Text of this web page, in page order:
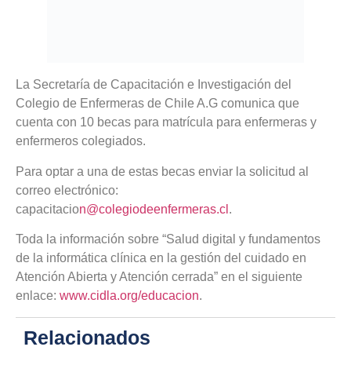
La Secretaría de Capacitación e Investigación del
Colegio de Enfermeras de Chile A.G comunica que
cuenta con 10 becas para matrícula para enfermeras y
enfermeros colegiados.
Para optar a una de estas becas enviar la solicitud al
correo electrónico:
capacitacion@colegiodeenfermeras.cl .
Toda la información sobre “Salud digital y fundamentos
de la informática clínica en la gestión del cuidado en
Atención Abierta y Atención cerrada” en el siguiente
enlace: www.cidla.org/educacion.
Relacionados